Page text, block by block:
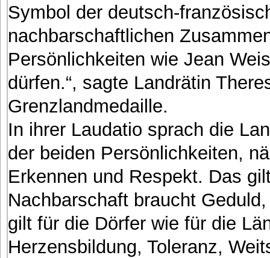
Symbol der deutsch-
nachbarschaftlichen
Persönlichkeiten wie Jean
dürfen.“, sagte Landrätin
Grenzlandmedaille.
In ihrer Laudatio sprach die
der beiden Persönlichkeiten,
Erkennen und Respekt. Das
Nachbarschaft braucht
gilt für die Dörfer wie für die
Herzensbildung, Toleranz,